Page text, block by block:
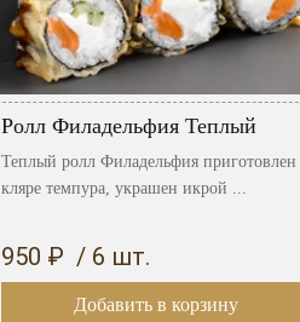
Ролл Филадельфия Теплый
Теплый ролл Филадельфия приготовлен
кляре темпура, украшен икрой ...
950 ₽ / 6 шт.
Добавить в корзину